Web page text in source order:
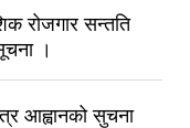
रोजगार सन्तति
।
आह्वानको सुचना